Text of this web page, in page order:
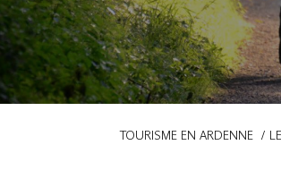
TOURISME EN ARDENNE